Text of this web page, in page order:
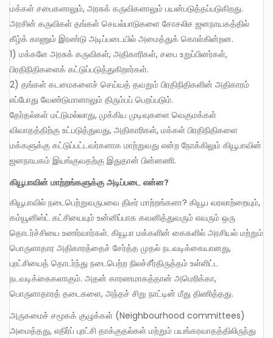
மக்கள் சபைகளாலும், அரசுக் கருவிகளாலும் பயன்படுத்தப்படுகிறது.
அரசின் கருவிகள் தங்கள் செயல்பாடுகளை சோசலிச ஜனநாயகத்தில்
கீழ்க் காணும் இரண்டு அடிப்படையில் அமைத்துக் கொள்கின்றன.
1) மக்களே அரசுக் கருவிகள், அதிகாரிகள், சபை உறுப்பினர்கள்,
பிரதிநிதிகளைக் கட்டுப்படுத்துகிறார்கள்.
2) தங்கள் கடமைகளைச் செய்யத் தவறும் பிரதிநிதிகளின் அதிகாரம்
எப்போது வேண்டுமானாலும் திரும்பப் பெறப்படும்.
தேர்தல்கள் மட்டுமல்லாது, முக்கிய முடிவுகளை வெகுமக்கள்
விவாதத்திற்கு உட்படுத்துவது, அதிகாரிகள், மக்கள் பிரதிநிதிகளை
மக்களுக்கு கட்டுப்பட்டவர்களாக மாற்றுவது என்ற நோக்கிலும் கியூபாவின்
ஜனநாயகம் இயங்குவதற்கு இதுதான் பின்னணி.
கியூபாவின் மாற்றங்களுக்கு அடிப்படை என்ன?
கியூபாவில் நடைபெற்றுவருபவை திடீர் மாற்றங்களா? கியூப வரலாற்றையும்,
கம்யூனிஸ்ட் கட்சியையும் உன்னிப்பாக கவனித்துவரும் எவரும் ஒரு
தொடர்ச்சியை உணர்வார்கள். கியூபா மக்களின் கைகளில் அரசியல் மற்றும்
பொருளாதார அதிகாரத்தைச் சேர்த்த முதல் நடவடிக்கையானது,
புரட்சியைத் தொடர்ந்து நடைபெற்ற நிலச்சீர்திருத்தம் உள்ளிட்ட
நடவடிக்கைகளாகும். அதன் காரணமாகத்தான் அமெரிக்கா,
பொருளாதாரத் தடைகளை, அந்தச் சிறு நாட்டின் மீது திணித்தது.
அருகமைச் சமூகக் குழுக்கள் (Neighbourhood committees)
அமைத்தது, எதிர்ப் புரட்சி தாக்குதல்கள் மற்றும் பயங்கரவாதத்திலிருந்து